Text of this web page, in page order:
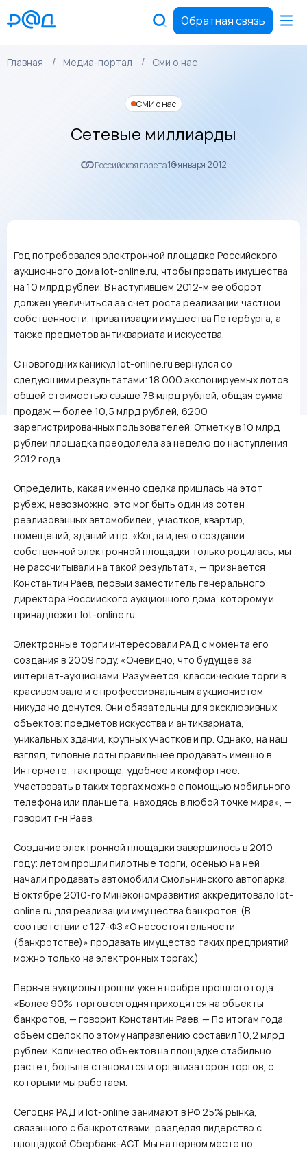
Обратная связь
Главная Медиа-портал Сми о нас
СМИ о нас
Сетевые миллиарды
Российская газета16 января 2012
Год потребовался электронной площадке Российского
аукционного дома lot-online.ru, чтобы продать имущества
на 10 млрд рублей. В наступившем 2012‑м ее оборот
должен увеличиться за счет роста реализации частной
собственности, приватизации имущества Петербурга, а
также предметов антиквариата и искусства.
С новогодних каникул lot-online.ru вернулся со
следующими результатами: 18 000 экспонируемых лотов
общей стоимостью свыше 78 млрд рублей, общая сумма
продаж — более 10,5 млрд рублей, 6200
зарегистрированных пользователей. Отметку в 10 млрд
рублей площадка преодолела за неделю до наступления
2012 года.
Определить, какая именно сделка пришлась на этот
рубеж, невозможно, это мог быть один из сотен
реализованных автомобилей, участков, квартир,
помещений, зданий и пр. «Когда идея о создании
собственной электронной площадки только родилась, мы
не рассчитывали на такой результат», — признается
Константин Раев, первый заместитель генерального
директора Российского аукционного дома, которому и
принадлежит lot-online.ru.
Электронные торги интересовали РАД с момента его
создания в 2009 году. «Очевидно, что будущее за
интернет-аукционами. Разумеется, классические торги в
красивом зале и с профессиональным аукционистом
никуда не денутся. Они обязательны для эксклюзивных
объектов: предметов искусства и антиквариата,
уникальных зданий, крупных участков и пр. Однако, на наш
взгляд, типовые лоты правильнее продавать именно в
Интернете: так проще, удобнее и комфортнее.
Участвовать в таких торгах можно с помощью мобильного
телефона или планшета, находясь в любой точке мира», —
говорит г‑н Раев.
Создание электронной площадки завершилось в 2010
году: летом прошли пилотные торги, осенью на ней
начали продавать автомобили Смольнинского автопарка.
В октябре 2010‑го Минэкономразвития аккредитовало lot-
online.ru для реализации имущества банкротов. (В
соответствии с 127‑ФЗ «О несостоятельности
(банкротстве)» продавать имущество таких предприятий
можно только на электронных торгах.)
Первые аукционы прошли уже в ноябре прошлого года.
«Более 90% торгов сегодня приходятся на объекты
банкротов, — говорит Константин Раев. — По итогам года
объем сделок по этому направлению составил 10,2 млрд
рублей. Количество объектов на площадке стабильно
растет, больше становится и организаторов торгов, с
которыми мы работаем.
Сегодня РАД и lot-online занимают в РФ 25% рынка,
связанного с банкротствами, разделяя лидерство с
площадкой Сбербанк-АСТ. Мы на первом месте по